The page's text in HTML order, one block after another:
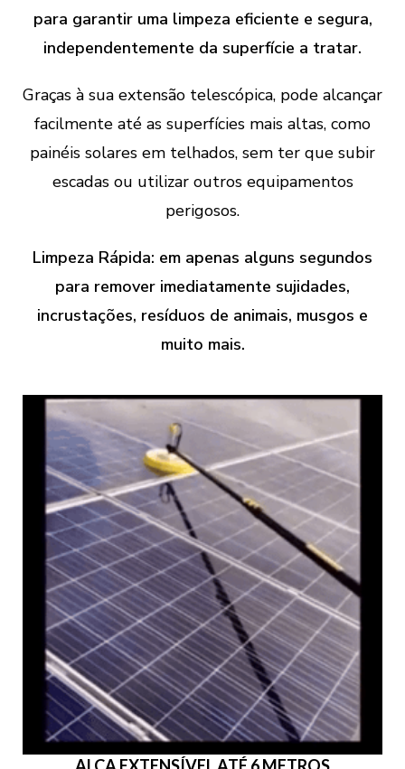
para garantir uma limpeza eficiente e segura,
independentemente da superfície a tratar.
Graças à sua extensão telescópica, pode alcançar
facilmente até as superfícies mais altas, como
painéis solares em telhados, sem ter que subir
escadas ou utilizar outros equipamentos
perigosos.
Limpeza Rápida: em apenas alguns segundos
para remover imediatamente sujidades,
incrustações, resíduos de animais, musgos e
muito mais.